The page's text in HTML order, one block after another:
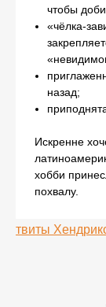
чтобы
«чёлка-
назад;
Искренне
хобби
похвалу.
твиты